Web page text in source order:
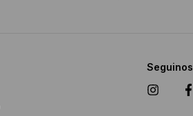
Seguinos